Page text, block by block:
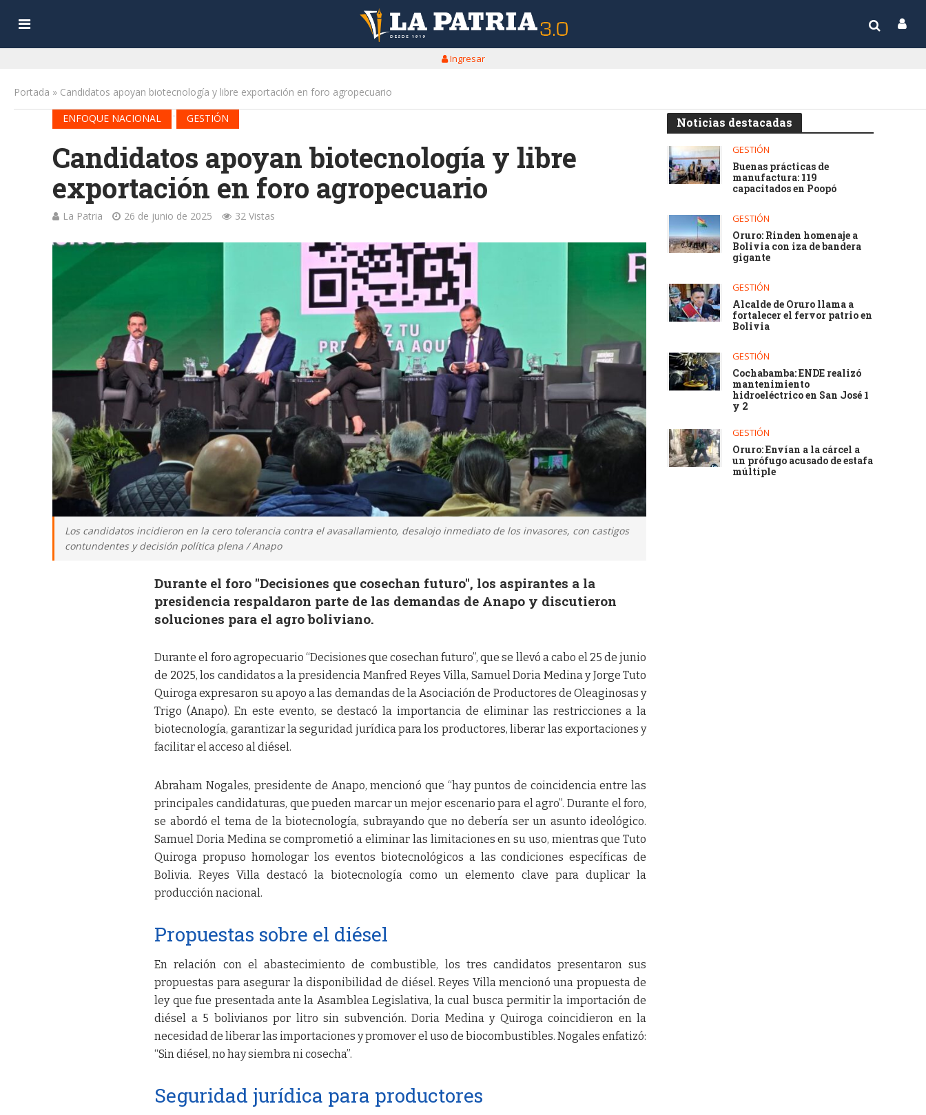
Ingresar
Portada » Candidatos apoyan biotecnología y libre exportación en foro agropecuario
ENFOQUE NACIONAL
GESTIÓN
Candidatos apoyan biotecnología y libre
exportación en foro agropecuario
La Patria 26 de junio de 2025 32 Vistas
Los candidatos incidieron en la cero tolerancia contra el avasallamiento, desalojo inmediato de los invasores, con castigos
contundentes y decisión política plena / Anapo
Durante el foro "Decisiones que cosechan futuro", los aspirantes a la
presidencia respaldaron parte de las demandas de Anapo y discutieron
soluciones para el agro boliviano.
Durante el foro agropecuario “Decisiones que cosechan futuro”, que se llevó a cabo el 25 de junio
de 2025, los candidatos a la presidencia Manfred Reyes Villa, Samuel Doria Medina y Jorge Tuto
Quiroga expresaron su apoyo a las demandas de la Asociación de Productores de Oleaginosas y
Trigo (Anapo). En este evento, se destacó la importancia de eliminar las restricciones a la
biotecnología, garantizar la seguridad jurídica para los productores, liberar las exportaciones y
facilitar el acceso al diésel.
Abraham Nogales, presidente de Anapo, mencionó que “hay puntos de coincidencia entre las
principales candidaturas, que pueden marcar un mejor escenario para el agro”. Durante el foro,
se abordó el tema de la biotecnología, subrayando que no debería ser un asunto ideológico.
Samuel Doria Medina se comprometió a eliminar las limitaciones en su uso, mientras que Tuto
Quiroga propuso homologar los eventos biotecnológicos a las condiciones específicas de
Bolivia. Reyes Villa destacó la biotecnología como un elemento clave para duplicar la
producción nacional.
Propuestas sobre el diésel
En relación con el abastecimiento de combustible, los tres candidatos presentaron sus
propuestas para asegurar la disponibilidad de diésel. Reyes Villa mencionó una propuesta de
ley que fue presentada ante la Asamblea Legislativa, la cual busca permitir la importación de
diésel a 5 bolivianos por litro sin subvención. Doria Medina y Quiroga coincidieron en la
necesidad de liberar las importaciones y promover el uso de biocombustibles. Nogales enfatizó:
“Sin diésel, no hay siembra ni cosecha”.
Seguridad jurídica para productores
Noticias destacadas
GESTIÓN
Buenas prácticas de
manufactura: 119
capacitados en Poopó
GESTIÓN
Oruro: Rinden homenaje a
Bolivia con iza de bandera
gigante
GESTIÓN
Alcalde de Oruro llama a
fortalecer el fervor patrio en
Bolivia
GESTIÓN
Cochabamba: ENDE realizó
mantenimiento
hidroeléctrico en San José 1
y 2
GESTIÓN
Oruro: Envían a la cárcel a
un prófugo acusado de estafa
múltiple